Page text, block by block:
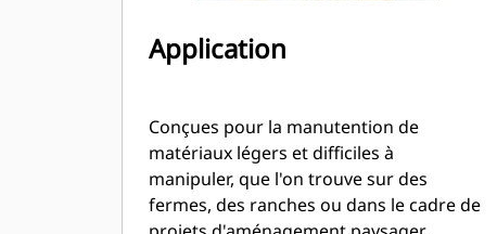
Application
Conçues pour la manutention de
matériaux légers et difficiles à
manipuler, que l'on trouve sur des
fermes, des ranches ou dans le cadre de